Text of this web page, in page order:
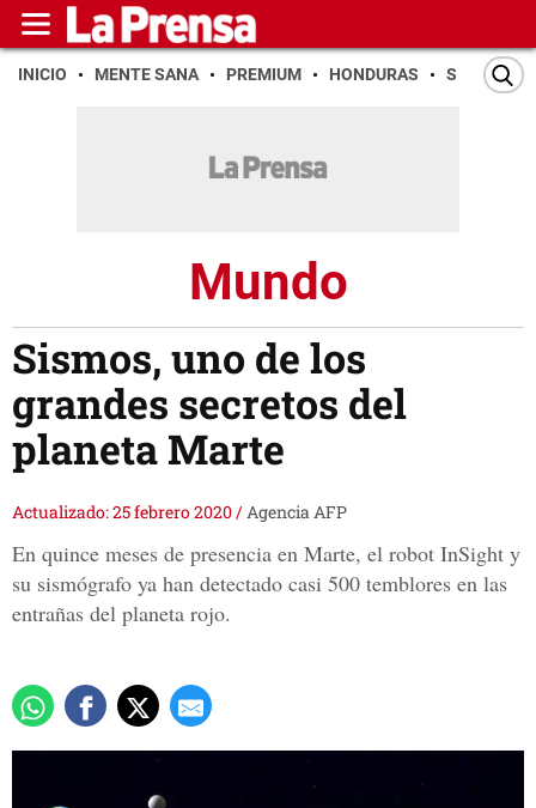
INICIO MENTE SANA PREMIUM HONDURAS SAN PEDRO
Mundo
Sismos, uno de los
grandes secretos del
planeta Marte
Actualizado: 25 febrero 2020/Agencia AFP
En quince meses de presencia en Marte, el robot InSight y
su sismógrafo ya han detectado casi 500 temblores en las
entrañas del planeta rojo.